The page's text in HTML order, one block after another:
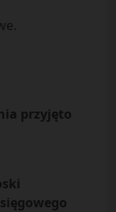
przyjęto